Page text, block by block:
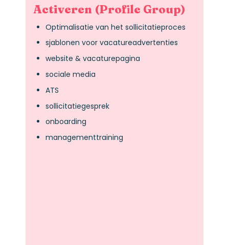
Activeren (Profile Group)
Optimalisatie van het sollicitatieproces
sjablonen voor vacatureadvertenties
website & vacaturepagina
sociale media
ATS
sollicitatiegesprek
onboarding
managementtraining